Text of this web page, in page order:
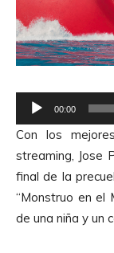
e
p
r
o
d
u
00:00
Con los
streaming, Jose
final de la
“Monstruo en el
de una niña y un